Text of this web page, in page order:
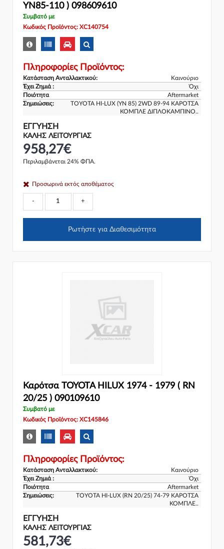
YN85-110 ) 098609610
Συμβατό με
Κωδικός Προϊόντος: XC140754
Πληροφορίες Προϊόντος:
Κατάσταση Ανταλλακτικού:
Καινούριο
Έχει Ζημιά :
Όχι
Ποιότητα
Aftermarket
Σημειώσεις:
TOYOTA HI-LUX (YN 85) 2WD 89-94 ΚΑΡΟΤΣΑ
ΚΟΜΠΛΕ ΔΙΠΛΟΚΑΜΠΙΝΟ..
ΕΓΓΎΗΣΗ
ΚΑΛΗΣ ΛΕΙΤΟΥΡΓΙΑΣ
958,27€
Περιλαμβάνεται 24% ΦΠΑ.
Προσωρινά εκτός αποθέματος
- +
Ρωτήστε για Διαθεσιμότητα
Καρότσα TOYOTA HILUX 1974 - 1979 ( RN
20/25 ) 090109610
Συμβατό με
Κωδικός Προϊόντος: XC145846
Πληροφορίες Προϊόντος:
Κατάσταση Ανταλλακτικού:
Καινούριο
Έχει Ζημιά :
Όχι
Ποιότητα
Aftermarket
Σημειώσεις:
TOYOTA HI-LUX (RN 20/25) 74-79 ΚΑΡΟΤΣΑ
ΚΟΜΠΛΕ..
ΕΓΓΎΗΣΗ
ΚΑΛΗΣ ΛΕΙΤΟΥΡΓΙΑΣ
581,73€